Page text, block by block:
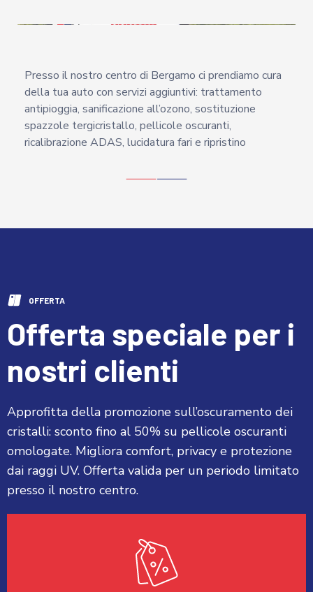
Presso il nostro centro di Bergamo ci prendiamo cura
della tua auto con servizi aggiuntivi: trattamento
antipioggia, sanificazione all’ozono, sostituzione
spazzole tergicristallo, pellicole oscuranti,
ricalibrazione ADAS, lucidatura fari e ripristino
OFFERTA
Offerta speciale per i
nostri clienti
Approfitta della promozione sull’oscuramento dei
cristalli: sconto fino al 50% su pellicole oscuranti
omologate. Migliora comfort, privacy e protezione
dai raggi UV. Offerta valida per un periodo limitato
presso il nostro centro.